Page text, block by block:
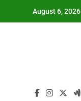
August 6, 2026